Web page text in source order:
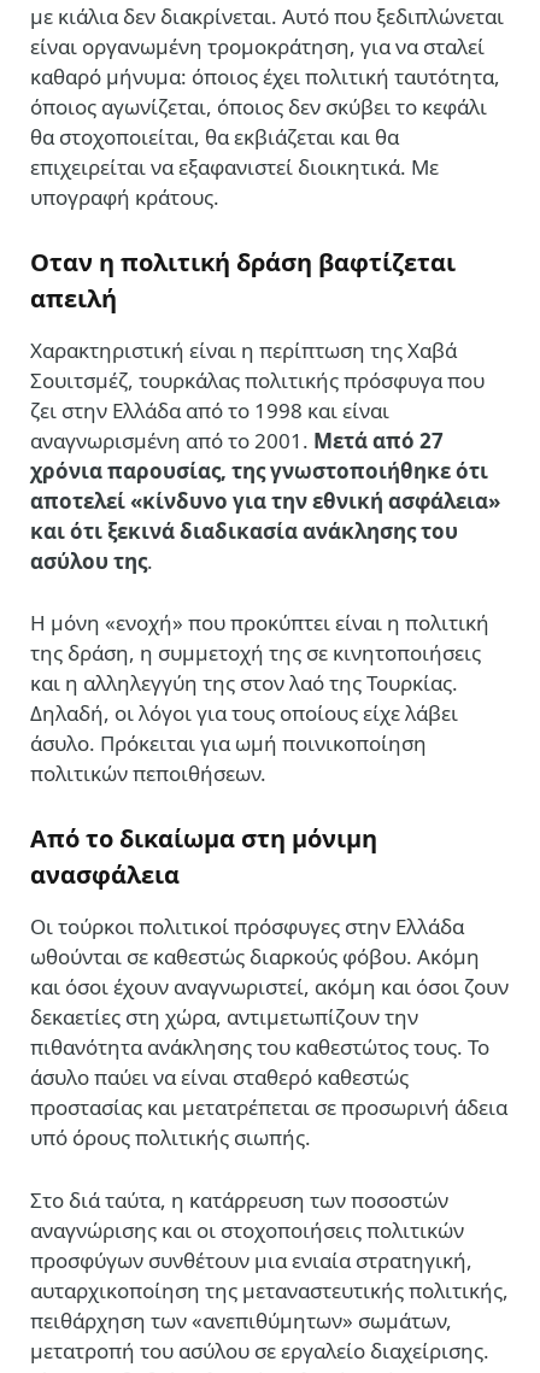
με κιάλια δεν διακρίνεται. Αυτό που ξεδιπλώνεται
είναι οργανωμένη τρομοκράτηση, για να σταλεί
καθαρό μήνυμα: όποιος έχει πολιτική ταυτότητα,
όποιος αγωνίζεται, όποιος δεν σκύβει το κεφάλι
θα στοχοποιείται, θα εκβιάζεται και θα
επιχειρείται να εξαφανιστεί διοικητικά. Με
υπογραφή κράτους.
Οταν η πολιτική δράση βαφτίζεται
απειλή
Χαρακτηριστική είναι η περίπτωση της Χαβά
Σουιτσμέζ, τουρκάλας πολιτικής πρόσφυγα που
ζει στην Ελλάδα από το 1998 και είναι
αναγνωρισμένη από το 2001. Μετά από 27
χρόνια παρουσίας, της γνωστοποιήθηκε ότι
αποτελεί «κίνδυνο για την εθνική ασφάλεια»
και ότι ξεκινά διαδικασία ανάκλησης του
ασύλου της.
Η μόνη «ενοχή» που προκύπτει είναι η πολιτική
της δράση, η συμμετοχή της σε κινητοποιήσεις
και η αλληλεγγύη της στον λαό της Τουρκίας.
Δηλαδή, οι λόγοι για τους οποίους είχε λάβει
άσυλο. Πρόκειται για ωμή ποινικοποίηση
πολιτικών πεποιθήσεων.
Από το δικαίωμα στη μόνιμη
ανασφάλεια
Οι τούρκοι πολιτικοί πρόσφυγες στην Ελλάδα
ωθούνται σε καθεστώς διαρκούς φόβου. Ακόμη
και όσοι έχουν αναγνωριστεί, ακόμη και όσοι ζουν
δεκαετίες στη χώρα, αντιμετωπίζουν την
πιθανότητα ανάκλησης του καθεστώτος τους. Το
άσυλο παύει να είναι σταθερό καθεστώς
προστασίας και μετατρέπεται σε προσωρινή άδεια
υπό όρους πολιτικής σιωπής.
Στο διά ταύτα, η κατάρρευση των ποσοστών
αναγνώρισης και οι στοχοποιήσεις πολιτικών
προσφύγων συνθέτουν μια ενιαία στρατηγική,
αυταρχικοποίηση της μεταναστευτικής πολιτικής,
πειθάρχηση των «ανεπιθύμητων» σωμάτων,
μετατροπή του ασύλου σε εργαλείο διαχείρισης.